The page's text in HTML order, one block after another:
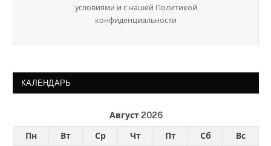
условиями и с нашей Политикой
конфиденциальности
КАЛЕНДАРЬ
Август 2026
Пн Вт Ср Чт Пт Сб
Вс